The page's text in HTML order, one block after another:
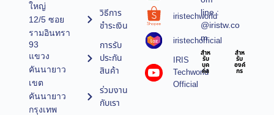
ใหญ่
12/5 ซอย
รามอินทรา
93
แขวง
คันนายาว
เขต
คันนายาว
กรุงเทพ
วิธีการ
ชำระเงิน
การรับ
ประกัน
สินค้า
ร่วมงาน
กับเรา
iristechworld
iristechofficial
IRIS
Techworld
Official
line :
@iristw.co
m
สำห
รับ
บุค
คล
สำห
รับ
องค์
กร